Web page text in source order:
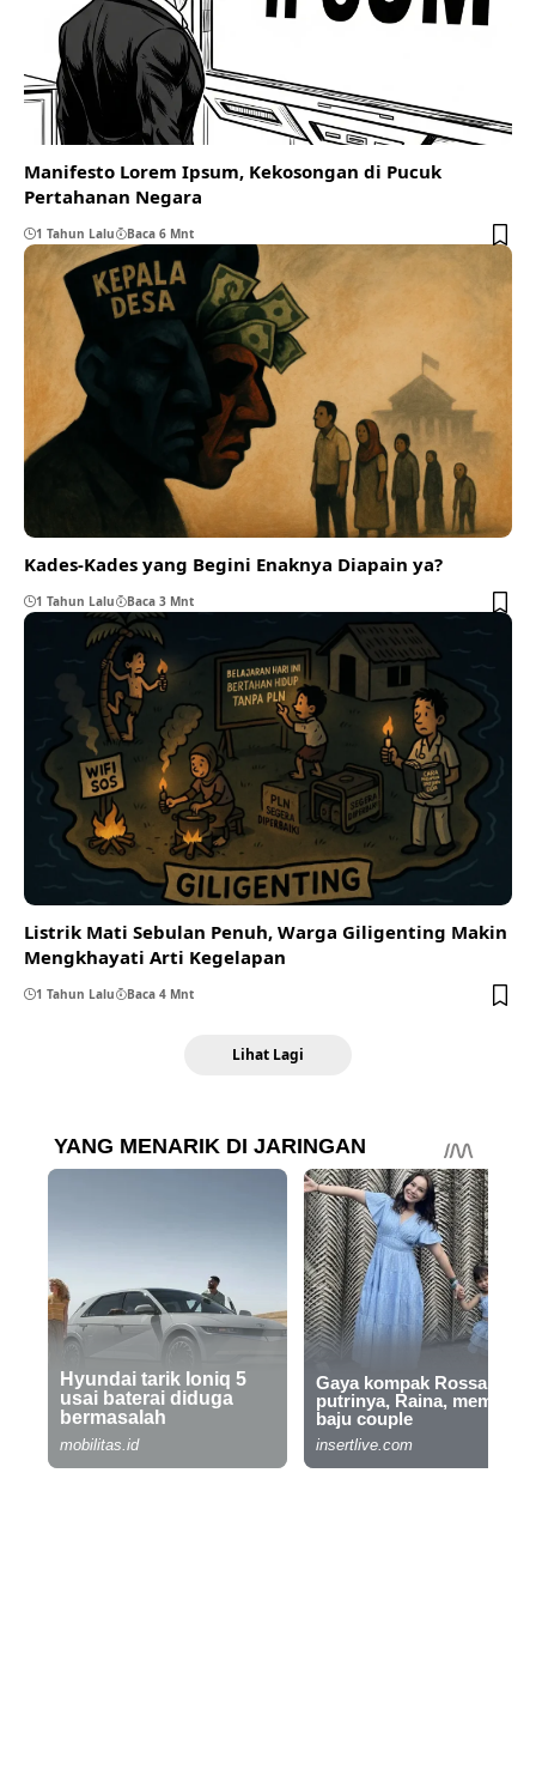
Manifesto Lorem Ipsum, Kekosongan di Pucuk
Pertahanan Negara
1 Tahun Lalu Baca 6 Mnt
Kades-Kades yang Begini Enaknya Diapain ya?
1 Tahun Lalu Baca 3 Mnt
Listrik Mati Sebulan Penuh, Warga Giligenting Makin
Mengkhayati Arti Kegelapan
1 Tahun Lalu Baca 4 Mnt
Lihat Lagi